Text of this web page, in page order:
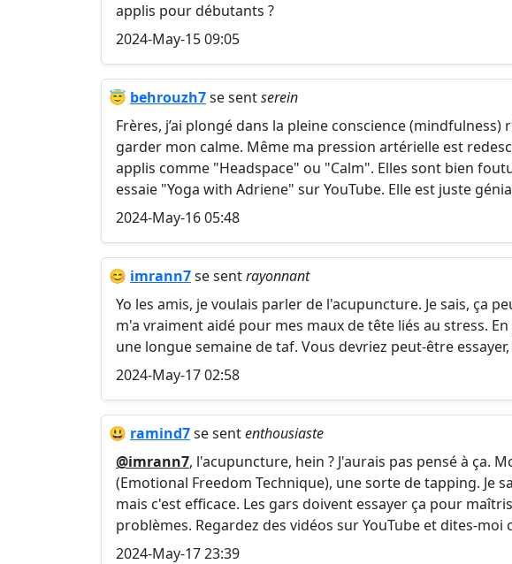
applis pour débutants ?
2024-May-15 09:05
😇 behrouzh7se sentserein
Frères, j’ai plongé dans la pleine conscience (mindfulness)
garder mon calme. Même ma pression artérielle est
applis comme "Headspace" ou "Calm". Elles sont bien
essaie "Yoga with Adriene" sur YouTube. Elle est juste
2024-May-16 05:48
😊 imrann7se sentrayonnant
Yo les amis, je voulais parler de l'acupuncture. Je sais, ça
m'a vraiment aidé pour mes maux de tête liés au stress.
une longue semaine de taf. Vous devriez peut-être
2024-May-17 02:58
😃 ramind7se sententhousiaste
@imrann7, l'acupuncture, hein ? J'aurais pas pensé à ça.
(Emotional Freedom Technique), une sorte de tapping. Je
mais c'est efficace. Les gars doivent essayer ça pour
problèmes. Regardez des vidéos sur YouTube et dites-moi
2024-May-17 23:39